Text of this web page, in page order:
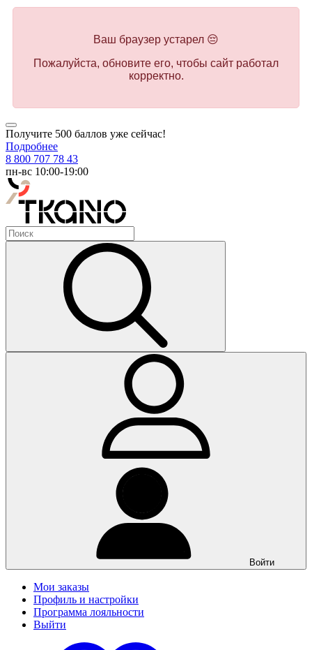
Ваш браузер устарел 😔
Пожалуйста, обновите его, чтобы сайт работал
корректно.
Получите 500 баллов уже сейчас!
Подробнее
8 800 707 78 43
пн-вс 10:00-19:00
Войти
Мои заказы
Профиль и настройки
Программа лояльности
Выйти